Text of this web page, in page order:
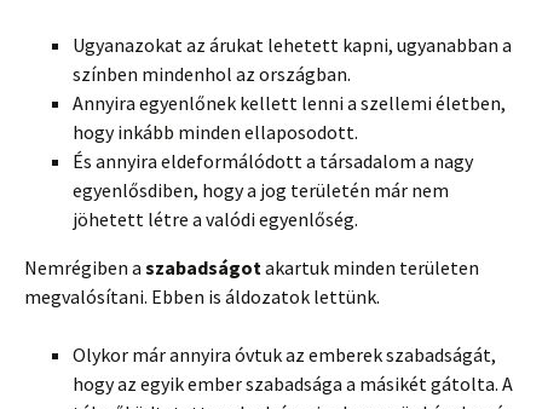
Ugyanazokat az árukat lehetett kapni, ugyanabban a
színben mindenhol az országban.
Annyira egyenlőnek kellett lenni a szellemi életben,
hogy inkább minden ellaposodott.
És annyira eldeformálódott a társadalom a nagy
egyenlősdiben, hogy a jog területén már nem
jöhetett létre a valódi egyenlőség.
Nemrégiben a szabadságotakartuk minden területen
megvalósítani. Ebben is áldozatok lettünk.
Olykor már annyira óvtuk az emberek szabadságát,
hogy az egyik ember szabadsága a másikét gátolta. A